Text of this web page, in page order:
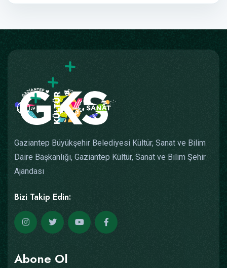
Gaziantep Büyükşehir Belediyesi Kültür, Sanat ve Bilim
Daire Başkanlığı, Gaziantep Kültür, Sanat ve Bilim Şehir
Ajandası
Bizi Takip Edin:
Abone Ol